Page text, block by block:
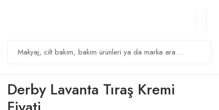
Derby Lavanta Tıraş Kremi